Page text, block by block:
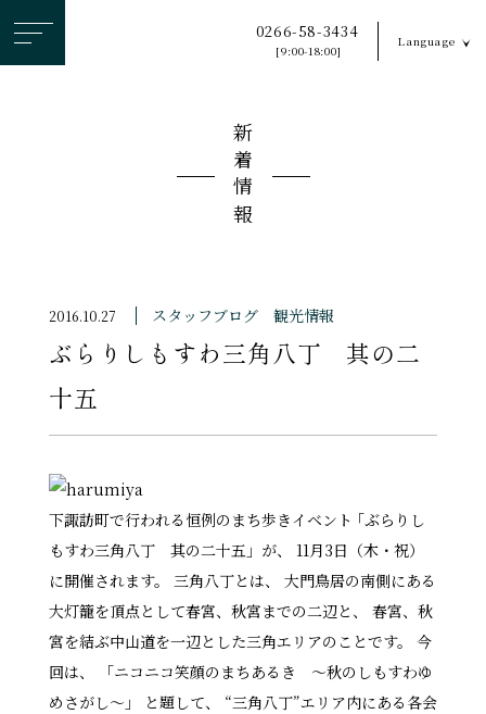
0266-58-3434
[9:00-18:00]
Language
新着情報
ぶらりしもすわ三角八丁 其の二
十五
2016.10.27 スタッフブログ 観光情報
下諏訪町で行われる恒例のまち歩きイベント ｢ぶらりし
もすわ三角八丁 其の二十五」が、 11月3日（木・祝）
に開催されます。 三角八丁とは、 大門鳥居の南側にある
大灯籠を頂点として春宮、秋宮までの二辺と、 春宮、秋
宮を結ぶ中山道を一辺とした三角エリアのことです。 今
回は、 「ニコニコ笑顔のまちあるき ～秋のしもすわゆ
めさがし～」 と題して、 “三角八丁”エリア内にある各会